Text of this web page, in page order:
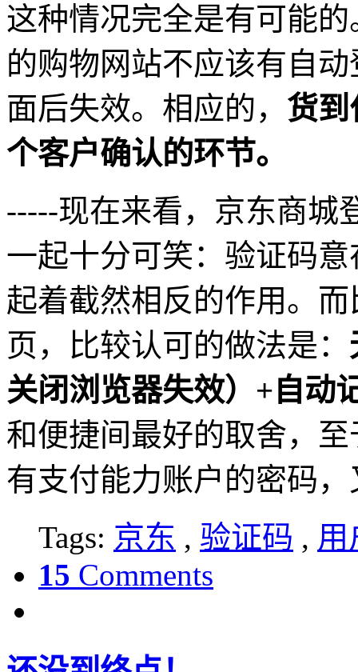
这种情况完全是有可能
的购物网站不应该有自
面后失效。相应的， 货到
个客户确认的环节。
-----现在来看，京东商城
一起十分可笑：验证码
起着截然相反的作用。
页，比较认可的做法是：
关闭浏览器失效）+自动
和便捷间最好的取舍，
有支付能力账户的密码
Tags: 京东 , 验证码 , 用
15 Comments